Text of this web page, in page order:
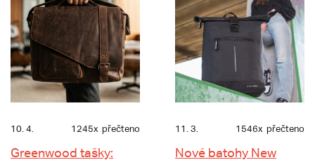
10. 4. 1245x přečteno
Greenwood tašky:
11. 3. 1546x přečteno
Nové batohy New